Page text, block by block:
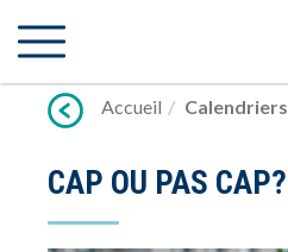
vers
Accueil
Calendriers
CAP OU PAS CAP?